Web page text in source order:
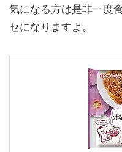
気になる方は是非一度
セになりますよ。